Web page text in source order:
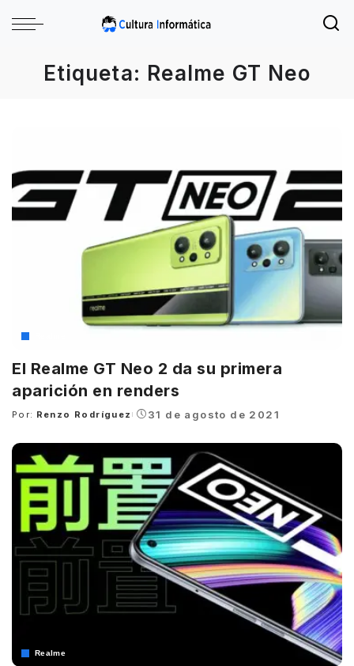
Etiqueta: Realme GT Neo
El Realme GT Neo 2 da su primera
aparición en renders
Posted
Por: Renzo Rodríguez 31 de agosto de 2021
Realme